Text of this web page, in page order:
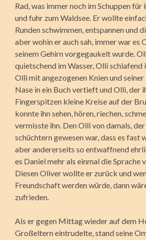
Rad, was immer noch im Schuppen für
und fuhr zum Waldsee. Er wollte
Runden schwimmen, entspannen und
aber wohin er auch sah, immer war es
seinem Gehirn vorgegaukelt wurde.
quietschend im Wasser, Olli schlafend
Olli mit angezogenen Knien und
Nase in ein Buch vertieft und Olli, der
Fingerspitzen kleine Kreise auf der
konnte ihn sehen, hören, riechen,
vermisste ihn. Den Olli von damals,
schüchtern gewesen war, dass es fast
aber andererseits so entwaffnend
es Daniel mehr als einmal die Sprache
Diesen Oliver wollte er zurück und
Freundschaft werden würde, dann
zufrieden.
Als er gegen Mittag wieder auf dem
Großeltern eintrudelte, stand seine